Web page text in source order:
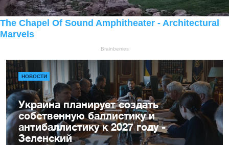
НОВОСТИ
Украина планирует создать
собственную баллистику и
антибаллистику к 2027 году -
Зеленский